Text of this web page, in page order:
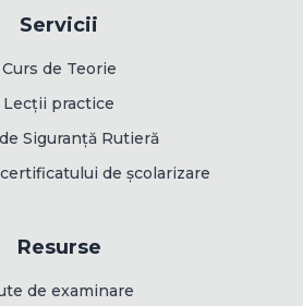
Servicii
Curs de Teorie
Lecții practice
Siguranță Rutieră
de școlarizare
Resurse
de examinare